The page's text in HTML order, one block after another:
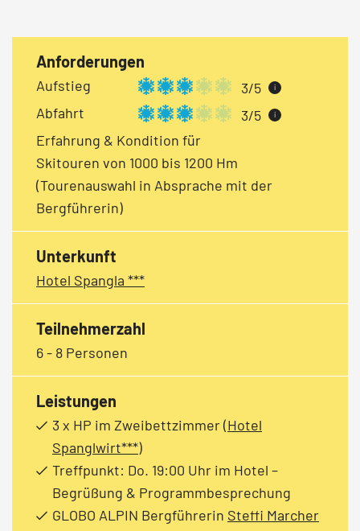
Anforderungen
Aufstieg 3/5 i
Abfahrt 3/5 i
Erfahrung & Kondition für
Skitouren von 1000 bis 1200 Hm
(Tourenauswahl in Absprache mit der
Bergführerin)
Unterkunft
Hotel Spangla ***
Teilnehmerzahl
6 - 8 Personen
Leistungen
3 x HP im Zweibettzimmer(Hotel
Spanglwirt***)
Treffpunkt: Do. 19:00 Uhr im Hotel –
Begrüßung & Programmbesprechung
GLOBO ALPIN Bergführerin Steffi Marcher